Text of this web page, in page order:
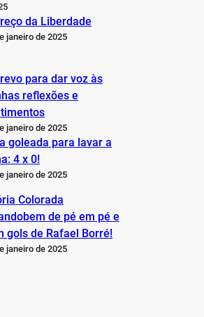
da Liberdade
janeiro de 2025
para dar voz às
reflexões e
janeiro de 2025
goleada para lavar a
4 x 0!
janeiro de 2025
Colorada
de pé em pé e
gols de Rafael Borré!
janeiro de 2025